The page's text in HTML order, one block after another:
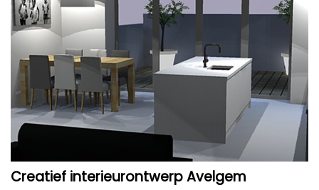
Creatief interieurontwerp Avelgem